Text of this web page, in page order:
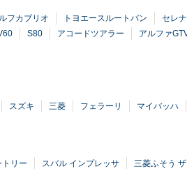
フカブリオ トヨエースルートバン セレ
S80 アコードツアラー アルファ
スズキ 三菱 フェラーリ マイバッハ
リー スバル インプレッサ 三菱ふそう